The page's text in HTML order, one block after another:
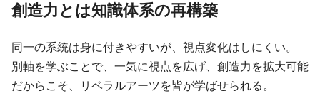
創造力とは知識体系の再構築
同一の系統は身に付きやすいが、視点変化はしにくい。
別軸を学ぶことで、一気に視点を広げ、創造力を拡大可能
だからこそ、リベラルアーツを皆が学ばせられる。